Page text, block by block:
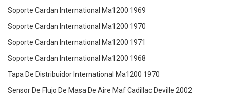
Soporte Cardan International Ma1200 1969
Soporte Cardan International Ma1200 1970
Soporte Cardan International Ma1200 1971
Soporte Cardan International Ma1200 1968
Tapa De Distribuidor International Ma1200 1970
Sensor De Flujo De Masa De Aire Maf Cadillac Deville 2002